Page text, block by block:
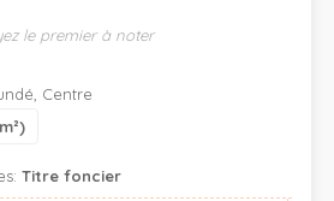
le premier à noter
Centre
Titre foncier